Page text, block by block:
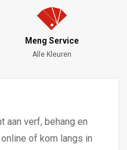
Meng Service
Alle Kleuren
aan verf, behang en
of kom langs in